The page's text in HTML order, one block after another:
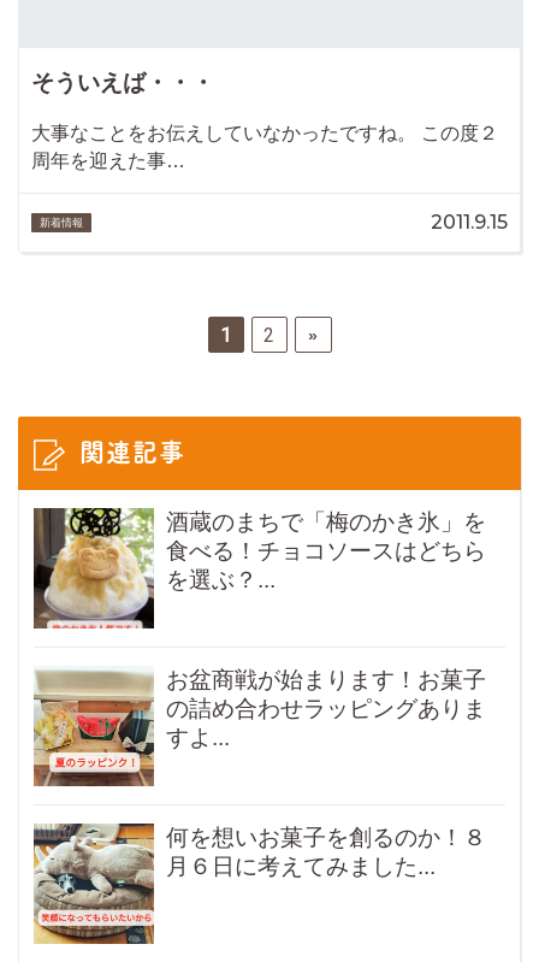
そういえば・・・
大事なことをお伝えしていなかったですね。 この度２
周年を迎えた事…
新着情報 2011.9.15
1 2 »
関連記事
酒蔵のまちで「梅のかき氷」を
食べる！チョコソースはどちら
を選ぶ？...
お盆商戦が始まります！お菓子
の詰め合わせラッピングありま
すよ...
何を想いお菓子を創るのか！８
月６日に考えてみました...